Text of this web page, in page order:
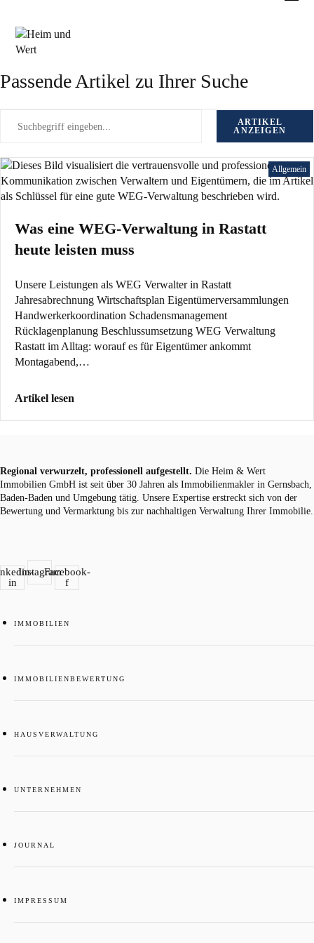
springen
Objektbetreuung
Passende Artikel zu Ihrer Suche
ARTIKEL
ANZEIGEN
Allgemein
Was eine WEG-Verwaltung in Rastatt
heute leisten muss
Unsere Leistungen als WEG Verwalter in Rastatt
Jahresabrechnung Wirtschaftsplan Eigentümerversammlungen
Handwerkerkoordination Schadensmanagement
Rücklagenplanung Beschlussumsetzung WEG Verwaltung
Rastatt im Alltag: worauf es für Eigentümer ankommt
Montagabend,…
Artikel lesen
Regional verwurzelt, professionell aufgestellt. Die Heim & Wert
Immobilien GmbH ist seit über 30 Jahren als Immobilienmakler in Gernsbach,
Baden-Baden und Umgebung tätig. Unsere Expertise erstreckt sich von der
Bewertung und Vermarktung bis zur nachhaltigen Verwaltung Ihrer Immobilie.
in
InstagramFacebook-
f
IMMOBILIEN
IMMOBILIENBEWERTUNG
HAUSVERWALTUNG
UNTERNEHMEN
JOURNAL
IMPRESSUM